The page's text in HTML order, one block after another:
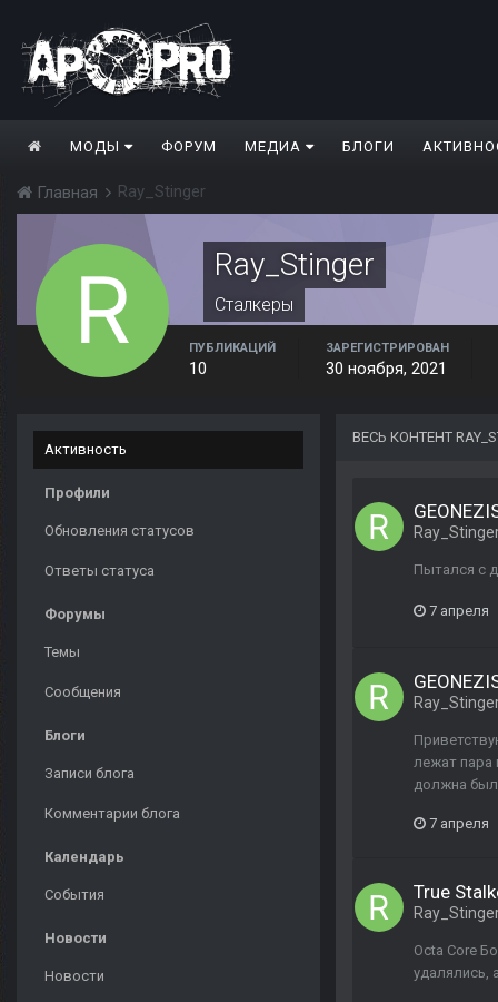
МОДЫ ФОРУМ МЕДИА БЛОГИ
Главная Ray_Stinger
Ray_Stinger
Сталкеры
ПУБЛИКАЦИЙ
10
ЗАРЕГИСТРИРОВАН
30 ноября, 2021
Активность
Профили
Обновления статусов
Ответы статуса
Форумы
Темы
Сообщения
Блоги
Записи блога
Комментарии блога
Календарь
События
Новости
Новости
ВЕСЬ КОНТЕНТ
Пытался с
7 апреля
лежат пара
должна
7 апреля
True
Octa Core
удалялись,